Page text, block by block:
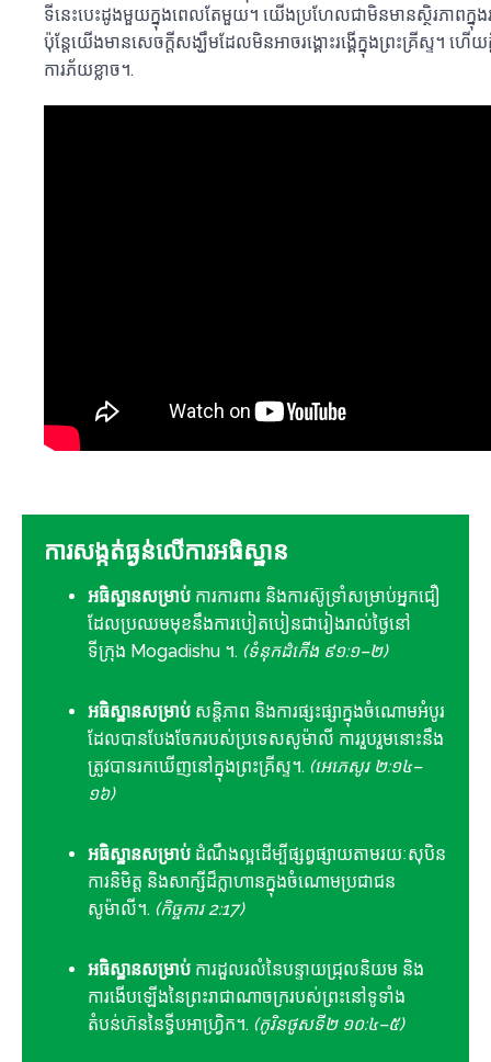
ទីនេះបេះដូងមួយក្នុងពេលតែមួយ។ យើង​ប្រហែល​ជា​មិន​មាន​ស្ថិរភាព​ក្នុ
ប៉ុន្តែ​យើង​មាន​សេចក្ដី​សង្ឃឹម​ដែល​មិន​អាច​រង្គោះ​រង្គើ​ក្នុង​ព្រះគ្រីស្ទ។ ហើ
ការភ័យខ្លាច។.
ការសង្កត់ធ្ងន់លើការអធិស្ឋាន
អធិស្ឋានសម្រាប់ ការការពារ និងការស៊ូទ្រាំសម្រាប់អ្នកជឿ
ដែលប្រឈមមុខនឹងការបៀតបៀនជារៀងរាល់ថ្ងៃនៅ
ទីក្រុង Mogadishu ។. (ទំនុកដំកើង ៩១:១–២)
អធិស្ឋានសម្រាប់ សន្តិភាព និងការផ្សះផ្សាក្នុងចំណោមអំបូរ
ដែលបានបែងចែករបស់ប្រទេសសូម៉ាលី ការរួបរួមនោះនឹង
ត្រូវបានរកឃើញនៅក្នុងព្រះគ្រីស្ទ។. (អេភេសូរ ២:១៤–
១៦)
អធិស្ឋានសម្រាប់ ដំណឹងល្អដើម្បីផ្សព្វផ្សាយតាមរយៈសុបិន
ការនិមិត្ត និងសាក្សីដ៏ក្លាហានក្នុងចំណោមប្រជាជន
សូម៉ាលី។. (កិច្ចការ 2:17)
អធិស្ឋានសម្រាប់ ការដួលរលំនៃបន្ទាយជ្រុលនិយម និង
ការងើបឡើងនៃព្រះរាជាណាចក្ររបស់ព្រះនៅទូទាំង
តំបន់ហ៊ននៃទ្វីបអាហ្វ្រិក។. (កូរិនថូសទី២ ១០:៤–៥)